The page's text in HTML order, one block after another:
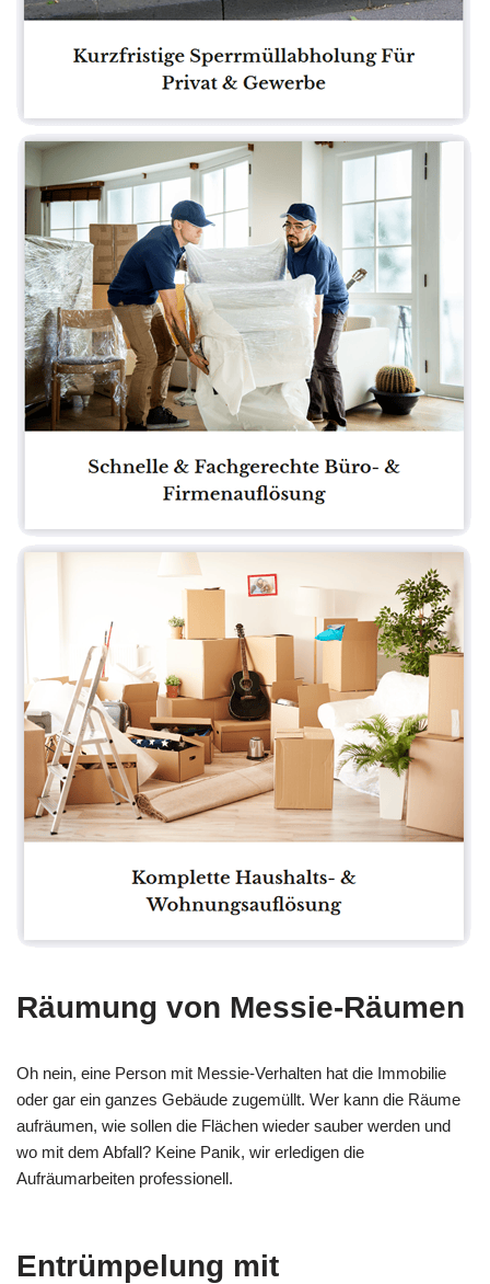
Räumung von Messie-Räumen
Oh nein, eine Person mit Messie-Verhalten hat die Immobilie
oder gar ein ganzes Gebäude zugemüllt. Wer kann die Räume
aufräumen, wie sollen die Flächen wieder sauber werden und
wo mit dem Abfall? Keine Panik, wir erledigen die
Aufräumarbeiten professionell.
Entrümpelung mit